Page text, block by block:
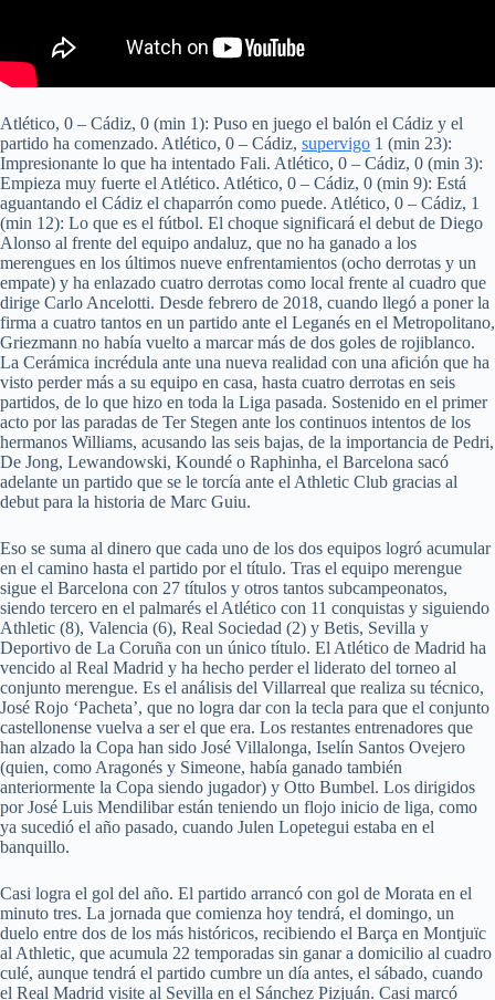
Atlético, 0 – Cádiz, 0 (min 1): Puso en juego el balón el Cádiz y el
partido ha comenzado. Atlético, 0 – Cádiz, supervigo 1 (min 23):
Impresionante lo que ha intentado Fali. Atlético, 0 – Cádiz, 0 (min 3):
Empieza muy fuerte el Atlético. Atlético, 0 – Cádiz, 0 (min 9): Está
aguantando el Cádiz el chaparrón como puede. Atlético, 0 – Cádiz, 1
(min 12): Lo que es el fútbol. El choque significará el debut de Diego
Alonso al frente del equipo andaluz, que no ha ganado a los
merengues en los últimos nueve enfrentamientos (ocho derrotas y un
empate) y ha enlazado cuatro derrotas como local frente al cuadro que
dirige Carlo Ancelotti. Desde febrero de 2018, cuando llegó a poner la
firma a cuatro tantos en un partido ante el Leganés en el Metropolitano,
Griezmann no había vuelto a marcar más de dos goles de rojiblanco.
La Cerámica incrédula ante una nueva realidad con una afición que ha
visto perder más a su equipo en casa, hasta cuatro derrotas en seis
partidos, de lo que hizo en toda la Liga pasada. Sostenido en el primer
acto por las paradas de Ter Stegen ante los continuos intentos de los
hermanos Williams, acusando las seis bajas, de la importancia de Pedri,
De Jong, Lewandowski, Koundé o Raphinha, el Barcelona sacó
adelante un partido que se le torcía ante el Athletic Club gracias al
debut para la historia de Marc Guiu.
Eso se suma al dinero que cada uno de los dos equipos logró acumular
en el camino hasta el partido por el título. Tras el equipo merengue
sigue el Barcelona con 27 títulos y otros tantos subcampeonatos,
siendo tercero en el palmarés el Atlético con 11 conquistas y siguiendo
Athletic (8), Valencia (6), Real Sociedad (2) y Betis, Sevilla y
Deportivo de La Coruña con un único título. El Atlético de Madrid ha
vencido al Real Madrid y ha hecho perder el liderato del torneo al
conjunto merengue. Es el análisis del Villarreal que realiza su técnico,
José Rojo ‘Pacheta’, que no logra dar con la tecla para que el conjunto
castellonense vuelva a ser el que era. Los restantes entrenadores que
han alzado la Copa han sido José Villalonga, Iselín Santos Ovejero
(quien, como Aragonés y Simeone, había ganado también
anteriormente la Copa siendo jugador) y Otto Bumbel. Los dirigidos
por José Luis Mendilibar están teniendo un flojo inicio de liga, como
ya sucedió el año pasado, cuando Julen Lopetegui estaba en el
banquillo.
Casi logra el gol del año. El partido arrancó con gol de Morata en el
minuto tres. La jornada que comienza hoy tendrá, el domingo, un
duelo entre dos de los más históricos, recibiendo el Barça en Montjuïc
al Athletic, que acumula 22 temporadas sin ganar a domicilio al cuadro
culé, aunque tendrá el partido cumbre un día antes, el sábado, cuando
el Real Madrid visite al Sevilla en el Sánchez Pizjuán. Casi marcó